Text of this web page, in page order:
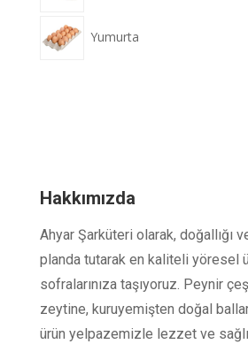
Yumurta
Hakkımızda
Ahyar Şarküteri olarak, doğallığı
planda tutarak en kaliteli yöresel
sofralarınıza taşıyoruz. Peynir
zeytine, kuruyemişten doğal
ürün yelpazemizle lezzet ve